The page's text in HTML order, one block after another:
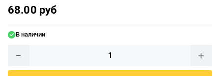
68.00 руб
В наличии